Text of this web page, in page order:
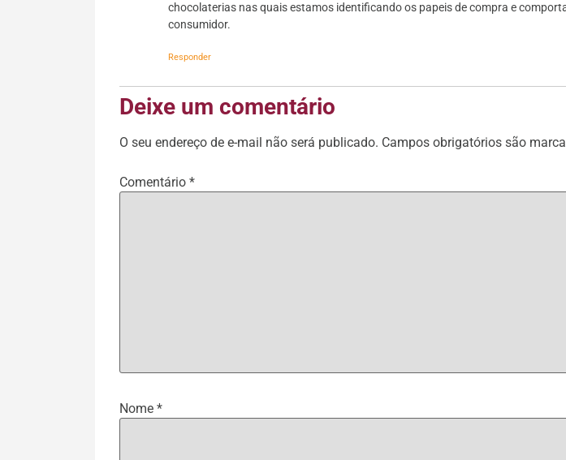
chocolaterias nas quais estamos identificando os papeis de compra e
consumidor.
Responder
Deixe um comentário
O seu endereço de e-mail não será publicado. Campos obrigatórios são
Comentário *
Nome *